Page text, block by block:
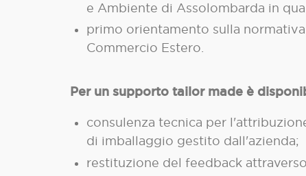
e Ambiente di Assolombarda in
primo orientamento sulla
Commercio Estero.
Per un supporto tailor made è
consulenza tecnica per
di imballaggio gestito dall'azienda;
restituzione del feedback